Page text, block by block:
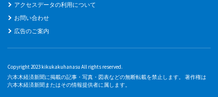
アクセスデータの利用について
お問い合わせ
広告のご案内
Copyright 2023 kikukakuhanasu All rights reserved.
六本木経済新聞に掲載の記事・写真・図表などの無断転載を禁止します。 著作権は
六本木経済新聞またはその情報提供者に属します。